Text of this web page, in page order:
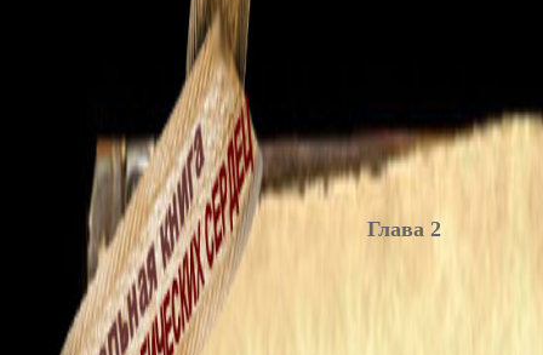
Глава 2